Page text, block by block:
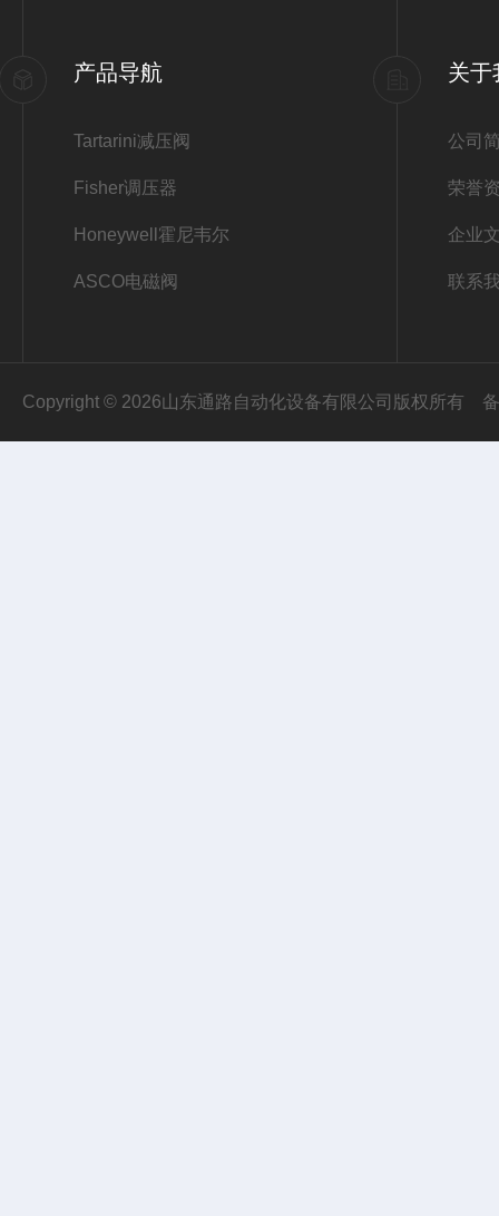
产品导航
Tartarini减压阀
Fisher调压器
Honeywell霍尼韦尔
ASCO电磁阀
关于
公司
荣誉
企业
联系
Copyright © 2026山东通路自动化设备有限公司版权所有